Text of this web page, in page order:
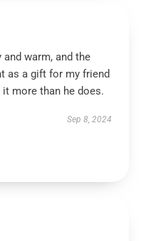
warm, and the
as a gift for my friend
more than he does.
Sep 8, 2024